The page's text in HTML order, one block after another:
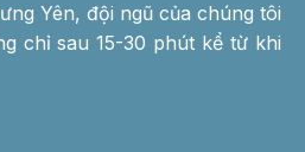
Yên, đội ngũ của chúng tôi
chỉ sau 15-30 phút kể từ khi